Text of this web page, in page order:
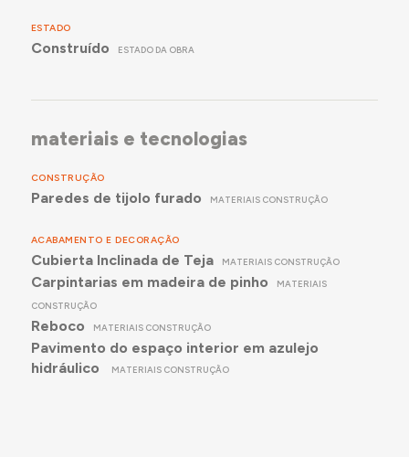
ESTADO
Construído ESTADO DA OBRA
materiais e tecnologias
CONSTRUÇÃO
Paredes de tijolo furado MATERIAIS CONSTRUÇÃO
ACABAMENTO E DECORAÇÃO
Cubierta Inclinada de Teja MATERIAIS CONSTRUÇÃO
Carpintarias em madeira de pinho MATERIAIS
CONSTRUÇÃO
Reboco MATERIAIS CONSTRUÇÃO
Pavimento do espaço interior em azulejo
hidráulico
MATERIAIS CONSTRUÇÃO